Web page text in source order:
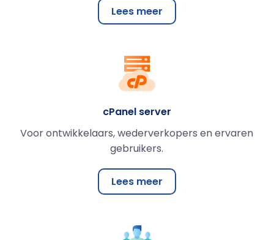
Lees meer
cPanel server
Voor ontwikkelaars, wederverkopers en ervaren
gebruikers.
Lees meer